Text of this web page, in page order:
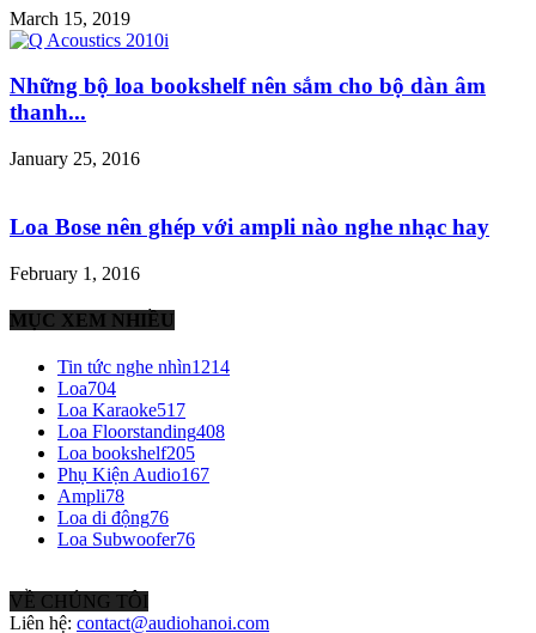
March 15, 2019
Những bộ loa bookshelf nên sắm cho bộ dàn âm
thanh...
January 25, 2016
Loa Bose nên ghép với ampli nào nghe nhạc hay
February 1, 2016
MỤC XEM NHIỀU
Tin tức nghe nhìn1214
Loa704
Loa Karaoke517
Loa Floorstanding408
Loa bookshelf205
Phụ Kiện Audio167
Ampli78
Loa di động76
Loa Subwoofer76
VỀ CHÚNG TÔI
Liên hệ: contact@audiohanoi.com